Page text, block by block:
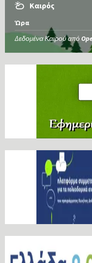
Καιρός
Ώρα
Δεδομένα Καιρού από